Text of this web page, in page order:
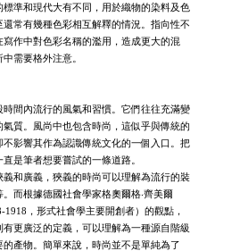
準和現代大有不同，用於織物的染料及色
常有幾種色彩相互解釋的情況。指向性不
作中對色彩名稱的濫用，造成更大的混
需要格外注意。
間內流行的風氣和習慣。它們往往充滿變
質。風尚中也包含時尚，這似乎與傳統的
不影響其作為認識傳統文化的一個入口。把
是筆者想要嘗試的一條道路。
和廣義，狹義的時尚可以理解為流行的裝
而根據德國社會學家格奧爾格‧齊美爾
1918，形式社會學主要開創者）的觀點，
更廣泛的定義，可以理解為一種源自階級
產物。簡單來說，時尚並不是單純為了